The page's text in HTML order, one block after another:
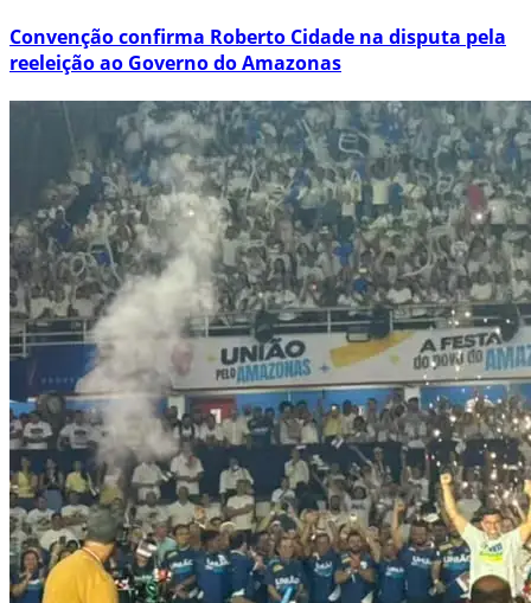
Convenção confirma Roberto Cidade na disputa pela
reeleição ao Governo do Amazonas